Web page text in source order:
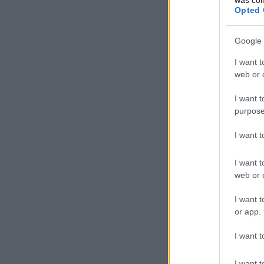
Opted
Google
I want
web or
I want
I want
I want
web or
I want
or app.
I want